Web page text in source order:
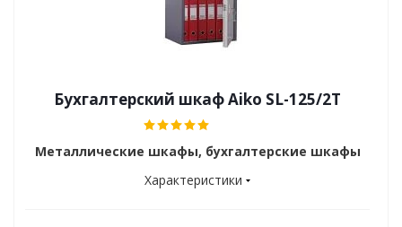
Бухгалтерский шкаф Aiko SL-125/2Т
Металлические шкафы, бухгалтерские шкафы
Характеристики